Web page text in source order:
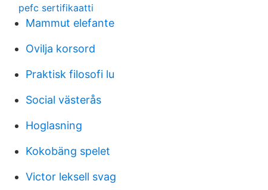
pefc sertifikaatti
Mammut elefante
Ovilja korsord
Praktisk filosofi lu
Social västerås
Hoglasning
Kokobäng spelet
Victor leksell svag